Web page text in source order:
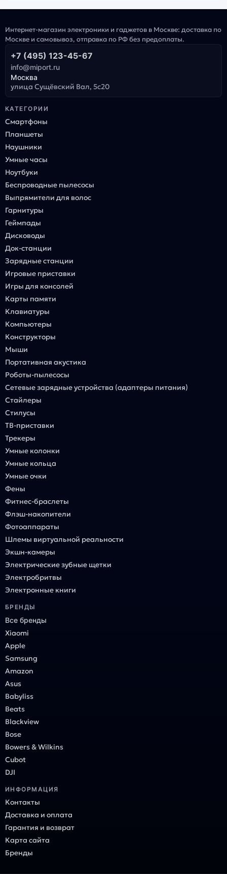
Интернет-магазин электроники и гаджетов в Москве: доставка по
Москве и самовывоз, отправка по РФ без предоплаты.
+7 (495) 123-45-67
info@miport.ru
Москва
улица Сущёвский Вал, 5с20
КАТЕГОРИИ
Смартфоны
Планшеты
Наушники
Умные часы
Ноутбуки
Беспроводные пылесосы
Выпрямители для волос
Гарнитуры
Геймпады
Дисководы
Док-станции
Зарядные станции
Игровые приставки
Игры для консолей
Карты памяти
Клавиатуры
Компьютеры
Конструкторы
Мыши
Портативная акустика
Роботы-пылесосы
Сетевые зарядные устройства (адаптеры питания)
Стайлеры
Стилусы
ТВ-приставки
Трекеры
Умные колонки
Умные кольца
Умные очки
Фены
Фитнес-браслеты
Флэш-накопители
Фотоаппараты
Шлемы виртуальной реальности
Экшн-камеры
Электрические зубные щетки
Электробритвы
Электронные книги
БРЕНДЫ
Все бренды
Xiaomi
Apple
Samsung
Amazon
Asus
Babyliss
Beats
Blackview
Bose
Bowers & Wilkins
Cubot
DJI
ИНФОРМАЦИЯ
Контакты
Доставка и оплата
Гарантия и возврат
Карта сайта
Бренды